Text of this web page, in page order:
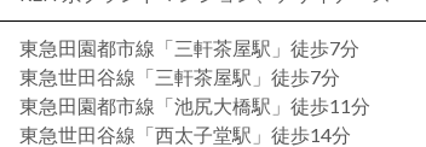
東急田園都市線「三軒茶屋駅」徒歩7分
東急世田谷線「三軒茶屋駅」徒歩7分
東急田園都市線「池尻大橋駅」徒歩11分
東急世田谷線「西太子堂駅」徒歩14分